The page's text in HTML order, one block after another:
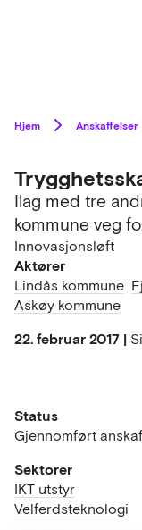
Hjem Anskaffelser
Ilag med tre
kommune veg
Innovasjonsløft
Aktører
Lindås kommune
Askøy kommune
22. februar 2017 |
Status
Gjennomført
Sektorer
IKT utstyr
Velferdsteknologi